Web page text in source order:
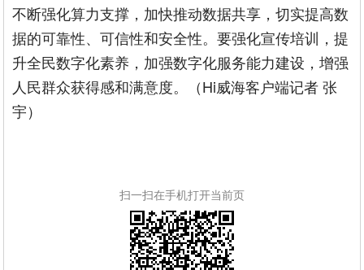
不断强化算力支撑，加快推动数据共享，切实提高数
据的可靠性、可信性和安全性。要强化宣传培训，提
升全民数字化素养，加强数字化服务能力建设，增强
人民群众获得感和满意度。（Hi威海客户端记者 张
宇）
扫一扫在手机打开当前页